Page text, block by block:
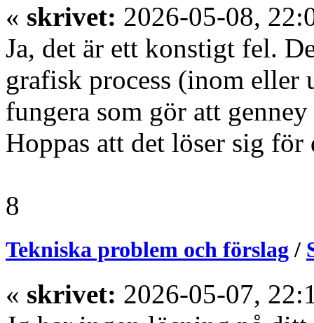
« skrivet: 2026-05-08,
Ja, det är ett konstigt fel.
grafisk process (inom eller
fungera som gör att genney
Hoppas att det löser sig för
8
Tekniska problem och förslag /
« skrivet: 2026-05-07,